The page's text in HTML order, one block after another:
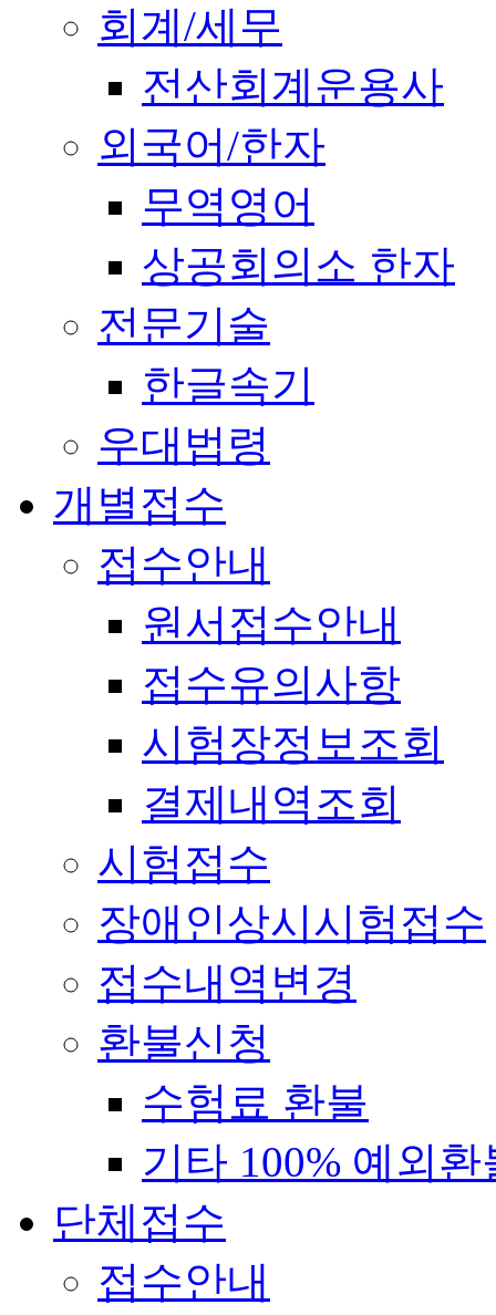
회계/세무
전산회계운용사
외국어/한자
무역영어
상공회의소 한자
전문기술
한글속기
우대법령
개별접수
접수안내
원서접수안내
접수유의사항
시험장정보조회
결제내역조회
시험접수
장애인상시시험접수
접수내역변경
환불신청
수험료 환불
기타 100% 예외환
단체접수
접수안내